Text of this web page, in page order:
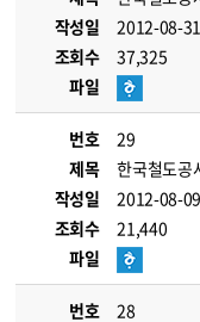
작성일
2012-08-31
조회수
37,325
파일
번호
29
제목
한국철도공
작성일
2012-08-09
조회수
21,440
파일
번호
28